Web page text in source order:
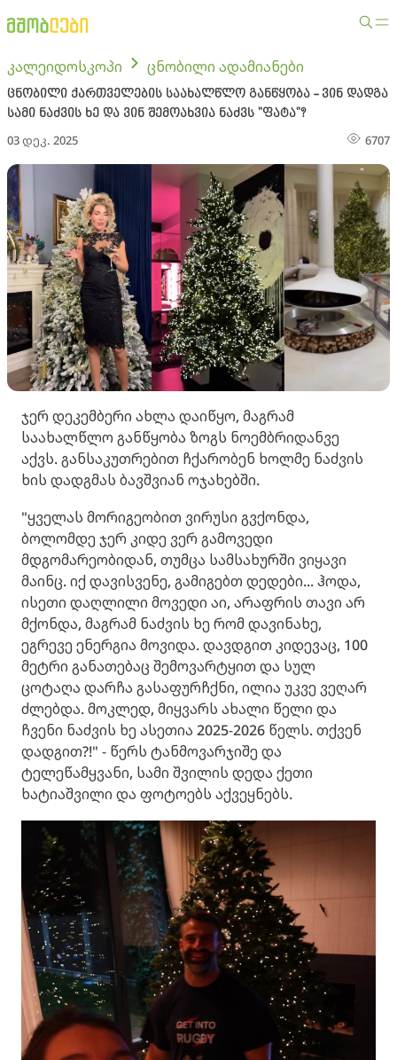
კალეიდოსკოპი ცნობილი ადამიანები
ცნობილი ქართველების საახალწლო განწყობა - ვინ დადგა
სამი ნაძვის ხე და ვინ შემოახვია ნაძვს "ფატა"?
03 დეკ. 2025 6707
ჯერ დეკემბერი ახლა დაიწყო, მაგრამ
საახალწლო განწყობა ზოგს ნოემბრიდანვე
აქვს. განსაკუთრებით ჩქარობენ ხოლმე ნაძვის
ხის დადგმას ბავშვიან ოჯახებში.
"ყველას მორიგეობით ვირუსი გვქონდა,
ბოლომდე ჯერ კიდე ვერ გამოვედი
მდგომარეობიდან, თუმცა სამსახურში ვიყავი
მაინც. იქ დავისვენე, გამიგებთ დედები... ჰოდა,
ისეთი დაღლილი მოვედი აი, არაფრის თავი არ
მქონდა, მაგრამ ნაძვის ხე რომ დავინახე,
ეგრევე ენერგია მოვიდა. დავდგით კიდევაც, 100
მეტრი განათებაც შემოვარტყით და სულ
ცოტაღა დარჩა გასაფურჩქნი, ილია უკვე ვეღარ
ძლებდა. მოკლედ, მიყვარს ახალი წელი და
ჩვენი ნაძვის ხე ასეთია 2025-2026 წელს. თქვენ
დადგით?!" - წერს ტანმოვარჯიშე და
ტელეწამყვანი, სამი შვილის დედა ქეთი
ხატიაშვილი და ფოტოებს აქვეყნებს.